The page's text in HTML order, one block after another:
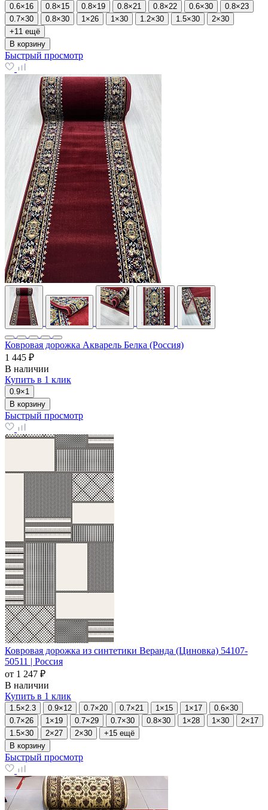
0.6×16 0.8×15 0.8×19 0.8×21 0.8×22 0.6×30
0.8×23
0.7×30
0.8×30 1×26 1×30 1.2×30 1.5×30
2×30
+11 ещё
В корзину
Быстрый просмотр
Ковровая дорожка Акварель Белка (Россия)
1 445 ₽
В наличии
Купить в 1 клик
0.9×1
В корзину
Быстрый просмотр
Ковровая дорожка из синтетики Веранда (Циновка) 54107-
50511 | Россия
от 1 247 ₽
В наличии
Купить в 1 клик
1.5×2.3 0.9×12 0.7×20 0.7×21 1×15 1×17
0.6×30
0.7×26
1×19 0.7×29 0.7×30 0.8×30 1×28 1×30
2×17
1.5×30
2×27 2×30
+15 ещё
В корзину
Быстрый просмотр